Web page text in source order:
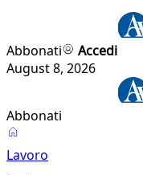
Abbonati
Accedi
August 8, 2026
Abbonati
Lavoro